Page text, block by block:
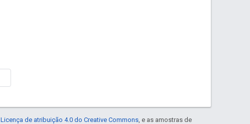
Licença de atribuição 4.0 do Creative Commons , e as amostras de